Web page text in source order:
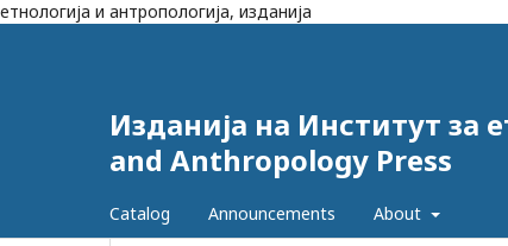
етнологија и антропологија, изданија
Изданија на Институт
and Anthropology Press
Catalog Announcements About